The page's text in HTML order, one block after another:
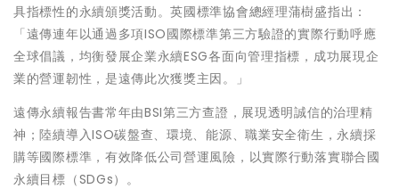
具指標性的永續頒獎活動。英國標準協會總經理蒲樹盛指出：
「遠傳連年以通過多項ISO國際標準第三方驗證的實際行動呼應
全球倡議，均衡發展企業永續ESG各面向管理指標，成功展現企
業的營運韌性，是遠傳此次獲獎主因。」
遠傳永續報告書常年由BSI第三方查證，展現透明誠信的治理精
神；陸續導入ISO碳盤查、環境、能源、職業安全衛生，永續採
購等國際標準，有效降低公司營運風險，以實際行動落實聯合國
永續目標（SDGs）。